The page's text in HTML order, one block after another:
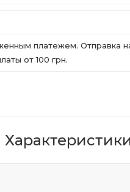
платежем. Отправка
от 100 грн.